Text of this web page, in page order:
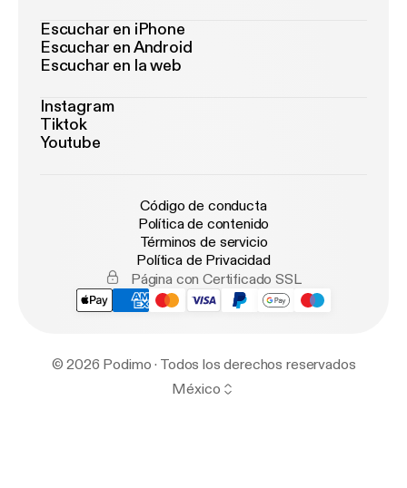
Escuchar en iPhone
Escuchar en Android
Escuchar en la web
Instagram
Tiktok
Youtube
Código de conducta
Política de contenido
Términos de servicio
Política de Privacidad
Página con Certificado SSL
© 2026 Podimo · Todos los derechos reservados
México